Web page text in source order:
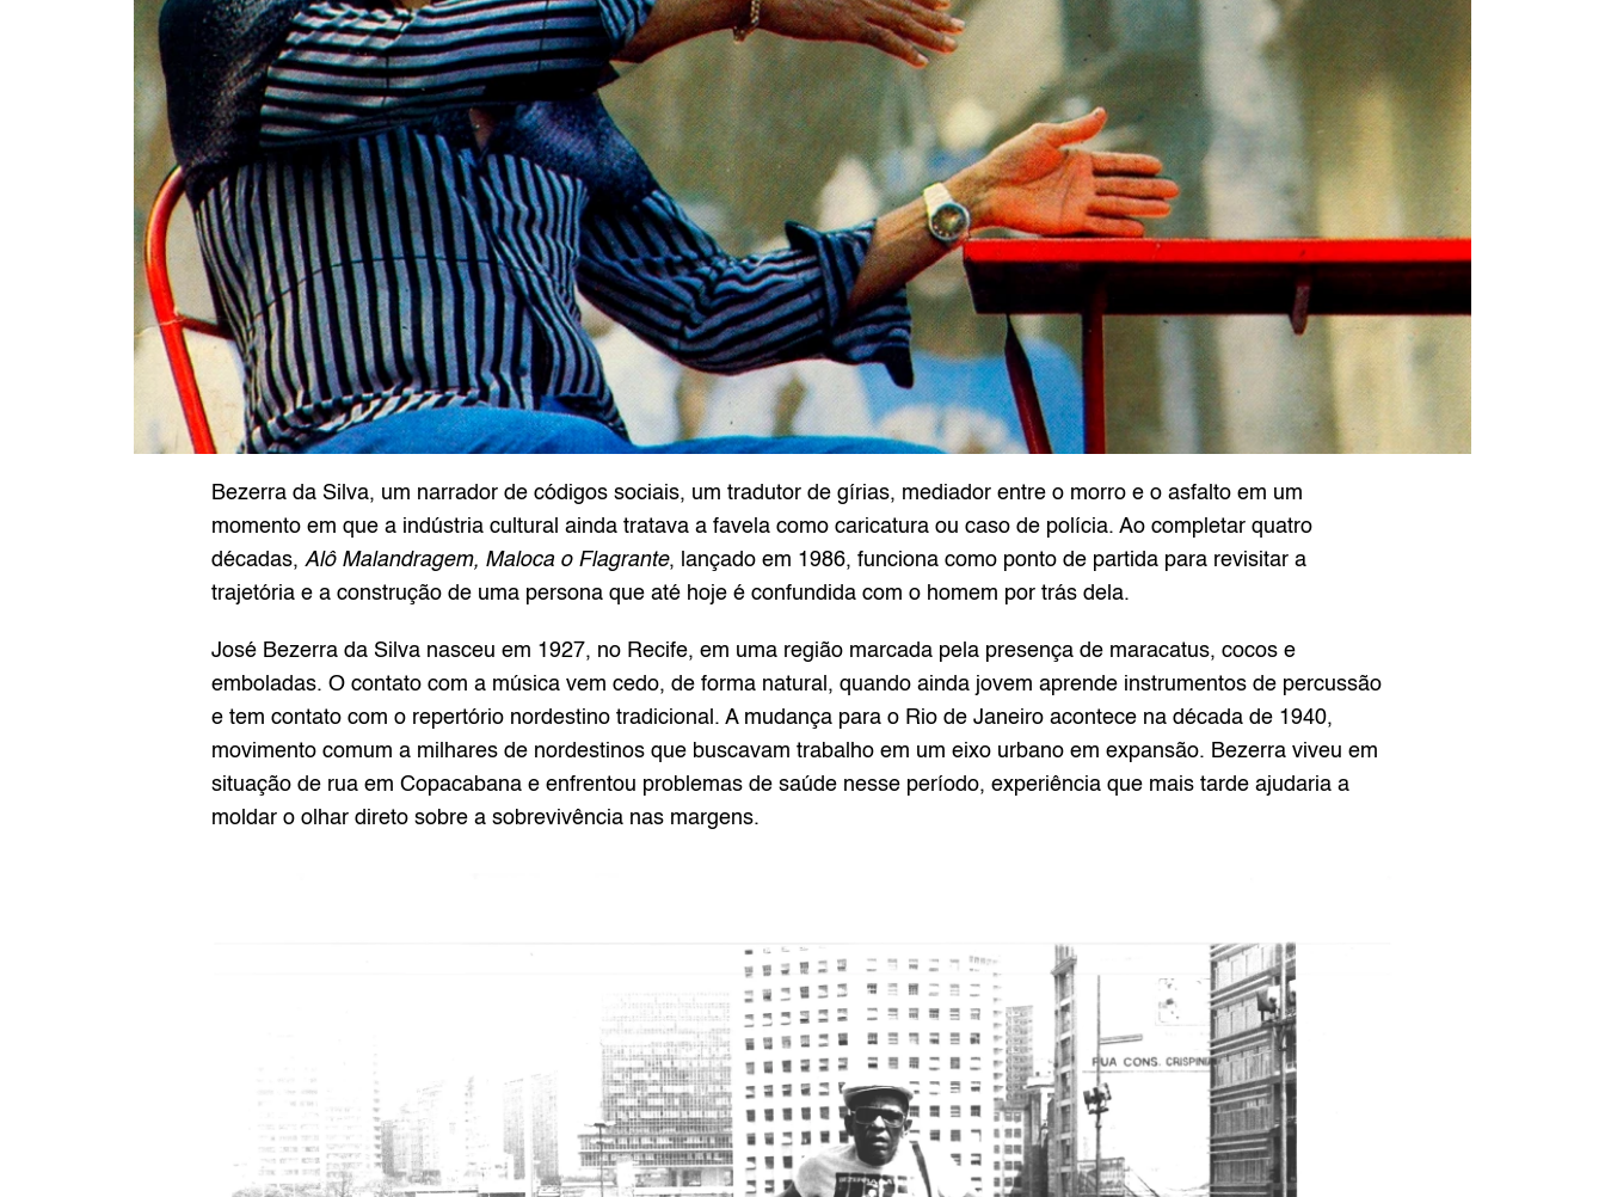
Bezerra da Silva, um narrador de códigos sociais, um tradutor de gírias, mediador entre o morro e o asfalto em um
momento em que a indústria cultural ainda tratava a favela como caricatura ou caso de polícia. Ao completar quatro
décadas, Alô Malandragem, Maloca o Flagrante, lançado em 1986, funciona como ponto de partida para revisitar a
trajetória e a construção de uma persona que até hoje é confundida com o homem por trás dela.
José Bezerra da Silva nasceu em 1927, no Recife, em uma região marcada pela presença de maracatus, cocos e
emboladas. O contato com a música vem cedo, de forma natural, quando ainda jovem aprende instrumentos de percussão
e tem contato com o repertório nordestino tradicional. A mudança para o Rio de Janeiro acontece na década de 1940,
movimento comum a milhares de nordestinos que buscavam trabalho em um eixo urbano em expansão. Bezerra viveu em
situação de rua em Copacabana e enfrentou problemas de saúde nesse período, experiência que mais tarde ajudaria a
moldar o olhar direto sobre a sobrevivência nas margens.